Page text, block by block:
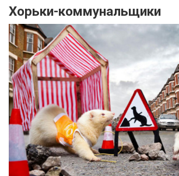
Хорьки-коммунальщики